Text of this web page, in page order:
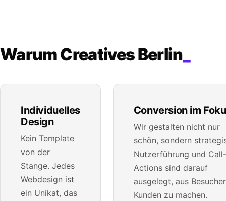
Warum Creatives Berlin_
Individuelles
Design
Kein Template
von der
Stange. Jedes
Webdesign ist
ein Unikat, das
Conversion im
Wir gestalten nicht nur
schön, sondern
Nutzerführung und
Actions sind darauf
ausgelegt, aus
Kunden zu machen.